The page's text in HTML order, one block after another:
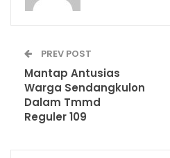
PREV POST
Mantap Antusias
Warga Sendangkulon
Dalam Tmmd
Reguler 109